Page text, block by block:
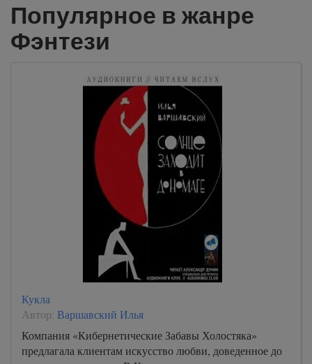
Популярное в жанре
Фэнтези
Кукла
Автор: Варшавский Илья
Компания «Кибернетические Забавы Холостяка»
предлагала клиентам искусство любви, доведенное до